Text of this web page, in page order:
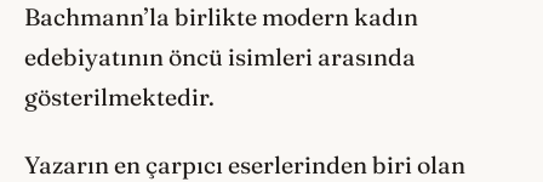
Bachmann’la birlikte modern kadın
edebiyatının öncü isimleri arasında
gösterilmektedir.
Yazarın en çarpıcı eserlerinden biri olan